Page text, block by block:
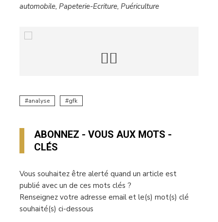
automobile, Papeterie-Ecriture, Puériculture
analyse gfk
ABONNEZ - VOUS AUX MOTS -
CLÉS
Vous souhaitez être alerté quand un article est
publié avec un de ces mots clés ?
Renseignez votre adresse email et le(s) mot(s) clé
souhaité(s) ci-dessous